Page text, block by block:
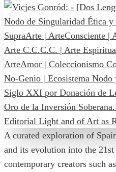
A curated exploration of
and its evolution into the
contemporary creators such